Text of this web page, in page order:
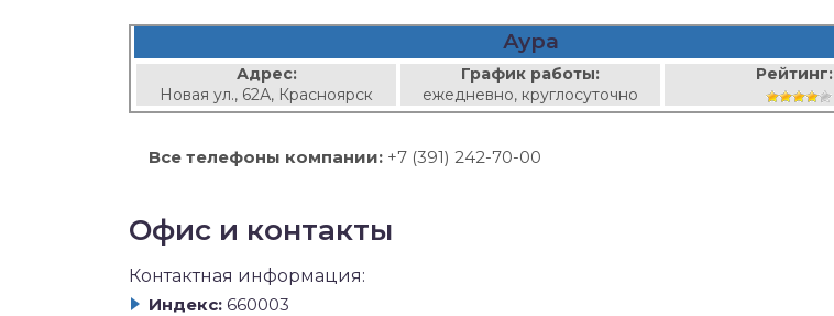
Аура
Адрес:
Новая ул., 62А, Красноярск
График работы:
ежедневно, круглосуточно
Рейтинг:
Все телефоны компании: +7 (391) 242-70-00
Офис и контакты
Контактная информация:
Индекс: 660003